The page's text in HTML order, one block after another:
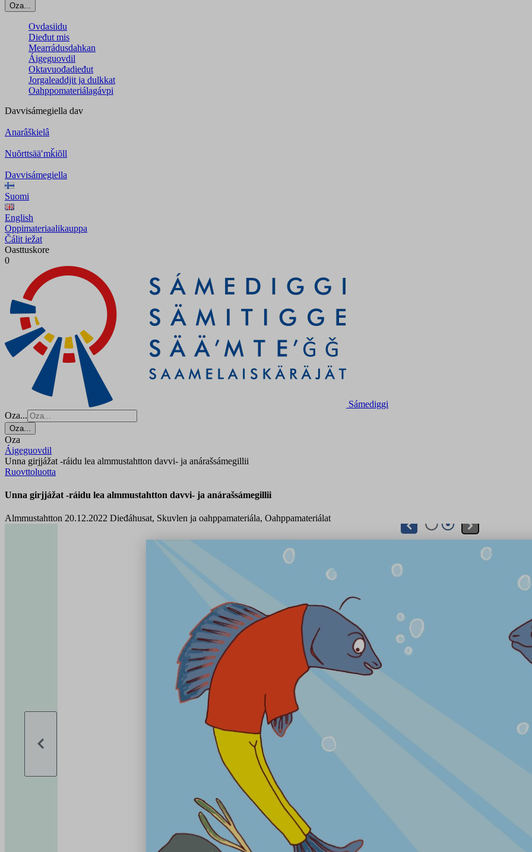
Oza...
Ovdasiidu
Dieđut mis
Mearrádusdahkan
Áigeguovdil
Oktavuođadieđut
Jorgaleaddjit ja dulkkat
Oahppomateriálagávpi
Davvisámegiella dav
Anarâškielâ
Nuõrttsääʹmǩiõll
Davvisámegiella
Suomi
English
Oppimateriaalikauppa
Čálit iežat
Oasttuskore
0
Sámediggi
Oza...
Oza...
Oza
Áigeguovdil
Unna girjjážat -ráidu lea almmustahtton davvi- ja anárašsámegillii
Ruovttoluotta
Unna girjjážat -ráidu lea almmustahtton davvi- ja anárašsámegillii
Almmustahtton 20.12.2022 Dieđáhusat, Skuvlen ja oahppamateriála, Oahppamateriálat